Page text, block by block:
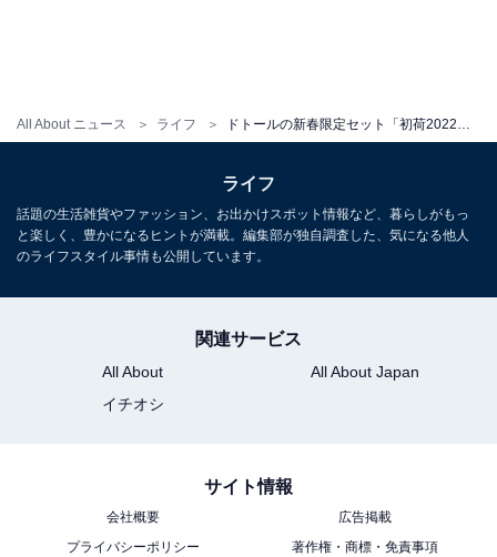
All About ニュース ライフ
ライフ
話題の生活雑貨やファッション、お出かけスポット情報など、暮らしがもっ
と楽しく、豊かになるヒントが満載。編集部が独自調査した、気になる他人
のライフスタイル事情も公開しています。
関連サービス
All About
All About Japan
イチオシ
サイト情報
会社概要
広告掲載
プライバシーポリシー
著作権・商標・免責事項